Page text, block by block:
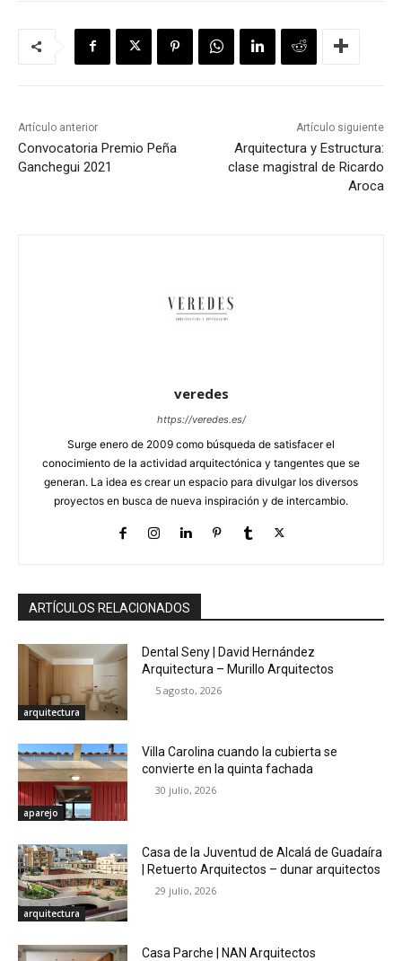
Artículo anterior
Convocatoria Premio Peña
Ganchegui 2021
Artículo siguiente
Arquitectura y Estructura:
clase magistral de Ricardo
Aroca
veredes
https://veredes.es/
Surge enero de 2009 como búsqueda de satisfacer el
conocimiento de la actividad arquitectónica y tangentes que se
generan. La idea es crear un espacio para divulgar los diversos
proyectos en busca de nueva inspiración y de intercambio.
ARTÍCULOS RELACIONADOS
arquitectura
Dental Seny | David Hernández
Arquitectura – Murillo Arquitectos
5 agosto, 2026
aparejo
Villa Carolina cuando la cubierta se
convierte en la quinta fachada
30 julio, 2026
arquitectura
Casa de la Juventud de Alcalá de Guadaíra
| Retuerto Arquitectos – dunar arquitectos
29 julio, 2026
Casa Parche | NAN Arquitectos